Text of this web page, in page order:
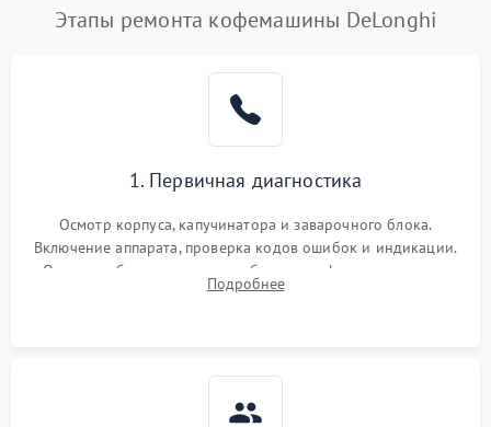
Постоянные сбои в работе Подробнее →
Этапы ремонта кофемашины DeLonghi
1. Первичная диагностика
Осмотр корпуса, капучинатора и заварочного блока.
Включение аппарата, проверка кодов ошибок и индикации.
Оценка работы помпы, термоблока и кофемолки на слух.
Измерение температуры и давления воды для выявления
Подробнее